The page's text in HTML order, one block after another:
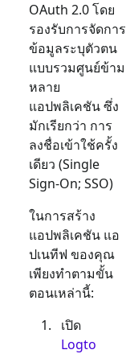
OAuth 2.0 โดย
รองรับการจัดการ
ข้อมูลระบุตัวตน
แบบรวมศูนย์ข้าม
หลาย
แอปพลิเคชัน ซึ่ง
มักเรียกว่า การ
ลงชื่อเข้าใช้ครั้ง
เดียว (Single
Sign-On; SSO)
ในการสร้าง
แอปพลิเคชัน แอ
ปเนทีฟ ของคุณ
เพียงทำตามขั้น
ตอนเหล่านี้:
เปิด
Logto